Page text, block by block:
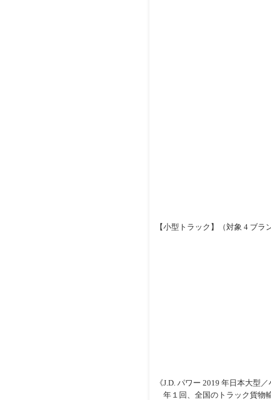
【小型トラック】（対象 4 ブ
《J.D. パワー 2019 年日本大型
年１回、全国のトラック貨物